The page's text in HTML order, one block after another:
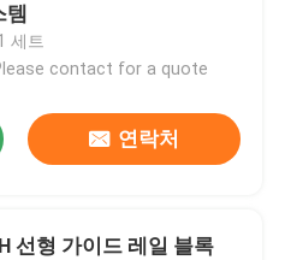
템
세트
contact for a quote
연락처
선형 가이드 레일 블록